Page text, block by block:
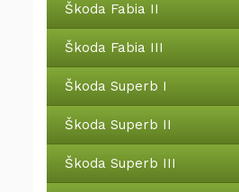
Škoda Fabia II
Škoda Fabia III
Škoda Superb I
Škoda Superb II
Škoda Superb III